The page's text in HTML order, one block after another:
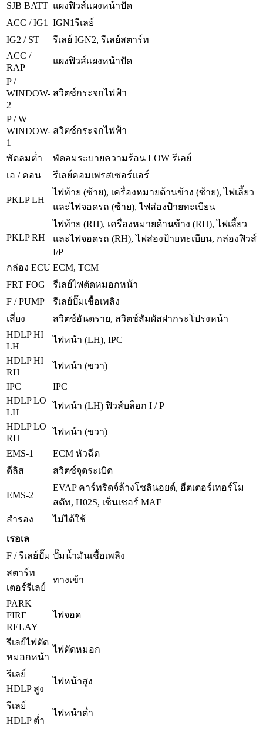
SJB BATT แผงฟิวส์แผงหน้าปัด
ACC / IG1
IGN1รีเลย์
IG2 / ST
รีเลย์ IGN2, รีเลย์สตาร์ท
ACC /
RAP
แผงฟิวส์แผงหน้าปัด
P /
WINDOW-
2
สวิตช์กระจกไฟฟ้า
P / W
WINDOW-
1
สวิตช์กระจกไฟฟ้า
พัดลมต่ำ
พัดลมระบายความร้อน LOW รีเลย์
เอ / คอน
รีเลย์คอมเพรสเซอร์แอร์
PKLP LH
ไฟท้าย (ซ้าย), เครื่องหมายด้านข้าง (ซ้าย), ไฟเลี้ยว
และไฟจอดรถ (ซ้าย), ไฟส่องป้ายทะเบียน
PKLP RH
ไฟท้าย (RH), เครื่องหมายด้านข้าง (RH), ไฟเลี้ยว
และไฟจอดรถ (RH), ไฟส่องป้ายทะเบียน, กล่องฟิวส์
I/P
กล่อง ECU ECM, TCM
FRT FOG
รีเลย์ไฟตัดหมอกหน้า
F / PUMP
รีเลย์ปั๊มเชื้อเพลิง
เสี่ยง
สวิตช์อันตราย, สวิตช์สัมผัสฝากระโปรงหน้า
HDLP HI
LH
ไฟหน้า (LH), IPC
HDLP HI
RH
ไฟหน้า (ขวา)
IPC
IPC
HDLP LO
LH
ไฟหน้า (LH) ฟิวส์บล็อก I / P
HDLP LO
RH
ไฟหน้า (ขวา)
EMS-1
ECM หัวฉีด
ดีลิส
สวิตช์จุดระเบิด
EMS-2
EVAP คาร์ทริดจ์ล้างโซลินอยด์, ฮีตเตอร์เทอร์โม
สตัท, H02S, เซ็นเซอร์ MAF
สำรอง
ไม่ได้ใช้
เรอเล
F / รีเลย์ปั๊ม ปั๊มน้ำมันเชื้อเพลิง
สตาร์ท
เตอร์รีเลย์
ทางเข้า
PARK
FIRE
RELAY
ไฟจอด
รีเลย์ไฟตัด
หมอกหน้า
ไฟตัดหมอก
รีเลย์
HDLP สูง
ไฟหน้าสูง
รีเลย์
HDLP ต่ำ
ไฟหน้าต่ำ